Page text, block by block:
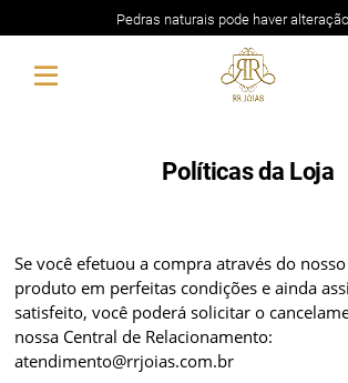
Entre com email ou cpf/cnpj
Pedras naturais pode haver
Políticas da Loja
Se você efetuou a compra através do
produto em perfeitas condições e ainda
satisfeito, você poderá solicitar o
nossa Central de Relacionamento:
atendimento@rrjoias.com.br